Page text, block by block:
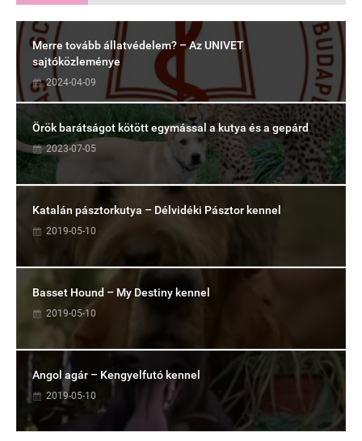
Merre tovább állatvédelem? – Az UNIVET
sajtóközleménye
2024-04-09
Örök barátságot kötött egymással a kutya és a gepárd
2023-07-05
Katalán pásztorkutya – Délvidéki Pásztor kennel
2019-05-10
Basset Hound – My Destiny kennel
2019-05-10
Angol agár – Kengyelfutó kennel
2019-05-10